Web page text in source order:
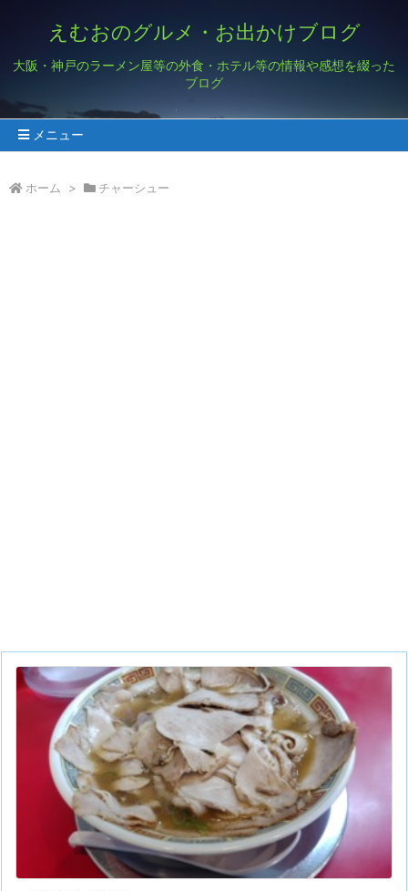
えむおのグルメ・お出かけブログ
大阪・神戸のラーメン屋等の外食・ホテル等の情報や感想を綴った
ブログ
メニュー
ホーム > チャーシュー